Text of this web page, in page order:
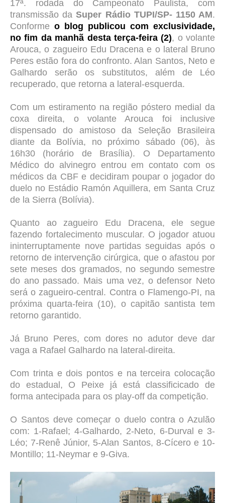
17ª. rodada do Campeonato Paulista, com
transmissão daSuper Rádio TUPI/SP- 1150 AM.
Conforme o blog publicou com exclusividade,
no fim da manhã desta terça-feira (2), o volante
Arouca, o zagueiro Edu Dracena e o lateral Bruno
Peres estão fora do confronto. Alan Santos, Neto e
Galhardo serão os substitutos, além de Léo
recuperado, que retorna a lateral-esquerda.
Com um estiramento na região póstero medial da
coxa direita, o volante Arouca foi inclusive
dispensado do amistoso da Seleção Brasileira
diante da Bolívia, no próximo sábado (06), às
16h30 (horário de Brasília). O Departamento
Médico do alvinegro entrou em contato com os
médicos da CBF e decidiram poupar o jogador do
duelo no Estádio Ramón Aquillera, em Santa Cruz
de la Sierra (Bolívia).
Quanto ao zagueiro Edu Dracena, ele segue
fazendo fortalecimento muscular. O jogador atuou
ininterruptamente nove partidas seguidas após o
retorno de intervenção cirúrgica, que o afastou por
sete meses dos gramados, no segundo semestre
do ano passado. Mais uma vez, o defensor Neto
será o zagueiro-central. Contra o Flamengo-PI, na
próxima quarta-feira (10), o capitão santista tem
retorno garantido.
Já Bruno Peres, com dores no adutor deve dar
vaga a Rafael Galhardo na lateral-direita.
Com trinta e dois pontos e na terceira colocação
do estadual, O Peixe já estáclassificicado de
forma antecipada para os play-off da competição.
O Santos deve começar o duelo contra o Azulão
com: 1-Rafael; 4-Galhardo, 2-Neto, 6-Durval e 3-
Léo; 7-Renê Júnior, 5-Alan Santos, 8-Cícero e 10-
Montillo; 11-Neymar e 9-Giva.